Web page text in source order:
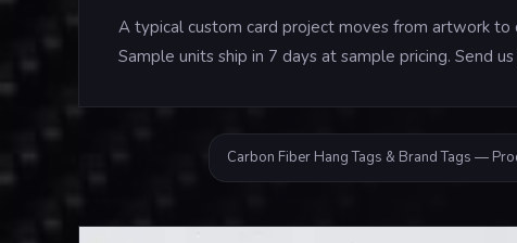
A typical custom card project moves from artwork
Sample units ship in 7 days at sample pricing. Send
Carbon Fiber Hang Tags & Brand Tags —